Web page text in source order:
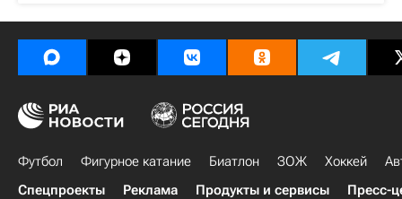
Футбол Фигурное катание Биатлон ЗОЖ Хоккей
Спецпроекты
Реклама Продукты и сервисы Пресс-